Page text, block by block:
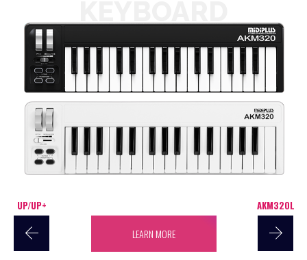
UP/UP+ AKM320L
LEARN MORE